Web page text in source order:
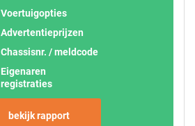
Voertuigopties
Advertentieprijzen
Chassisnr. / meldcode
Eigenaren
registraties
bekijk rapport